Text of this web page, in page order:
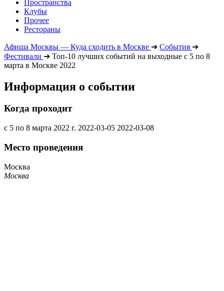
Пространства
Клубы
Прочее
Рестораны
Афиша Москвы — Куда сходить в Москве ➔ События ➔
Фестивали ➔ Топ-10 лучших событий на выходные с 5 по 8
марта в Москве 2022
Информация о событии
Когда проходит
с 5 по 8 марта 2022 г. 2022-03-05 2022-03-08
Место проведения
Москва
Москва